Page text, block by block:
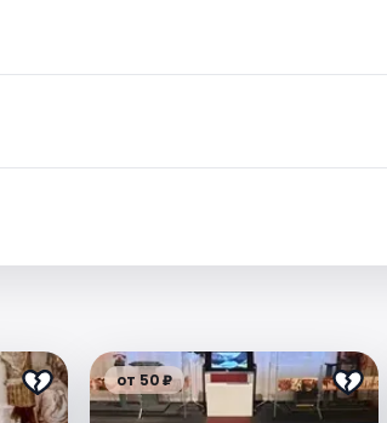
от 50 ₽